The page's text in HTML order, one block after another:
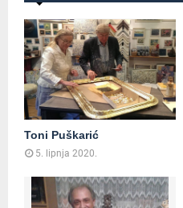
Toni Puškarić
5. lipnja 2020.